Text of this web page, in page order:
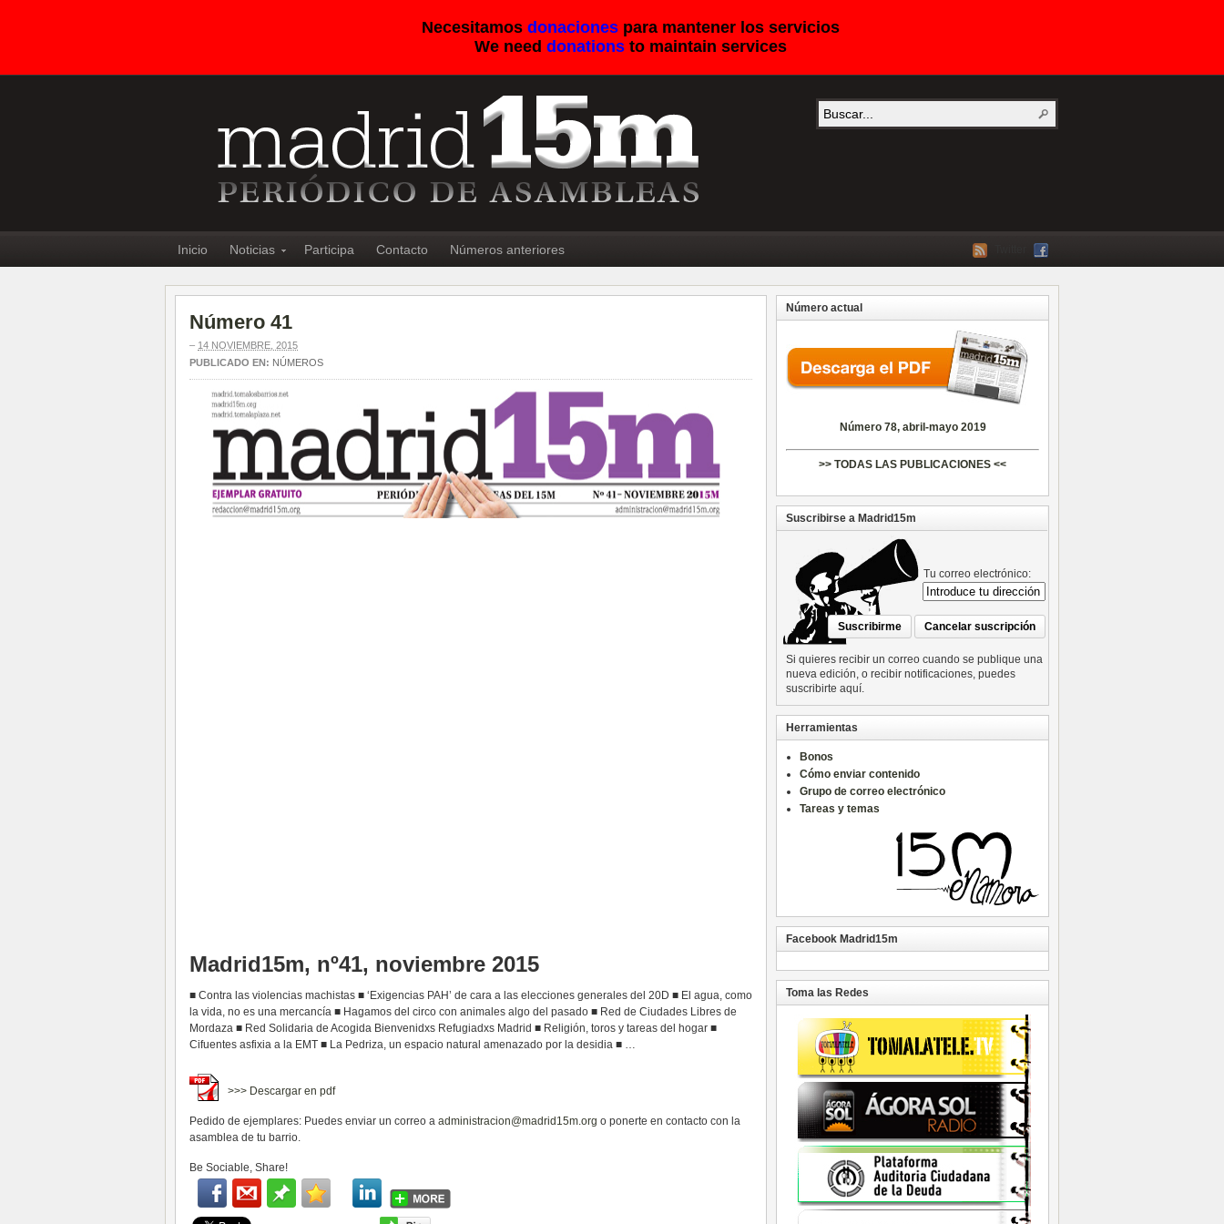
Necesitamos donacionespara mantener los servicios
We need donationsto maintain services
Inicio Noticias Participa Contacto Números anteriores
Número 41
– 14 NOVIEMBRE, 2015
PUBLICADO EN: NÚMEROS
Madrid15m, nº41, noviembre 2015
■ Contra las violencias machistas ■ ‘Exigencias PAH’ de cara a las elecciones generales del 20D ■ El agua, como
la vida, no es una mercancía ■ Hagamos del circo con animales algo del pasado ■ Red de Ciudades Libres de
Mordaza ■ Red Solidaria de Acogida Bienvenidxs Refugiadxs Madrid ■ Religión, toros y tareas del hogar ■
Cifuentes asfixia a la EMT ■ La Pedriza, un espacio natural amenazado por la desidia ■ …
>>> Descargar en pdf
Pedido de ejemplares: Puedes enviar un correo a administracion@madrid15m.org o ponerte en contacto con la
asamblea de tu barrio.
Be Sociable, Share!
Número actual
Número 78, abril-mayo 2019
>> TODAS LAS PUBLICACIONES <<
Suscribirse a Madrid15m
Tu correo electrónico:
Si quieres recibir un correo cuando se publique una
nueva edición, o recibir notificaciones, puedes
suscribirte aquí.
Herramientas
Bonos
Cómo enviar contenido
Grupo de correo electrónico
Tareas y temas
Facebook Madrid15m
Toma las Redes